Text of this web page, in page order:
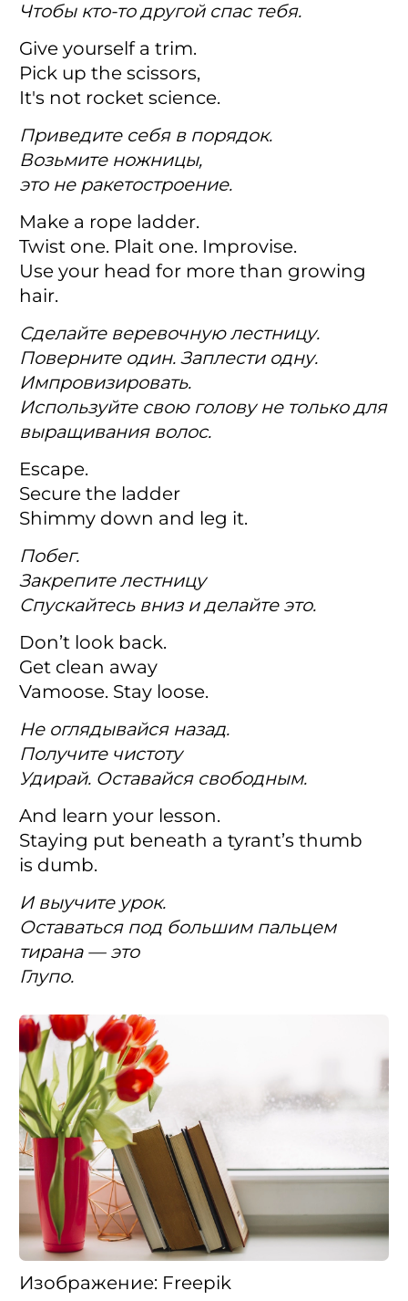
Чтобы кто-то другой спас тебя.
Give yourself a trim.
Pick up the scissors,
It's not rocket science.
Приведите себя в порядок.
Возьмите ножницы,
это не ракетостроение.
Make a rope ladder.
Twist one. Plait one. Improvise.
Use your head for more than growing
hair.
Сделайте веревочную лестницу.
Поверните один. Заплести одну.
Импровизировать.
Используйте свою голову не только для
выращивания волос.
Escape.
Secure the ladder
Shimmy down and leg it.
Побег.
Закрепите лестницу
Спускайтесь вниз и делайте это.
Don’t look back.
Get clean away
Vamoose. Stay loose.
Не оглядывайся назад.
Получите чистоту
Удирай. Оставайся свободным.
And learn your lesson.
Staying put beneath a tyrant’s thumb
is dumb.
И выучите урок.
Оставаться под большим пальцем
тирана — это
Глупо.
Изображение: Freepik